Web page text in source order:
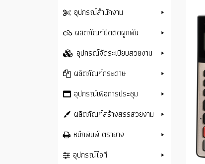
อุปกรณ์สำนักงาน
ผลิตภัณฑ์ยึดติดผูกพัน
อุปกรณ์จัดระเบียบสวยงาม
ผลิตภัณฑ์กระดาษ
อุปกรณ์เพื่อการประชุม
ผลิตภัณฑ์สร้างสรรสวยงาม
หมึกพิมพ์ ตรายาง
อุปกรณ์ไอที